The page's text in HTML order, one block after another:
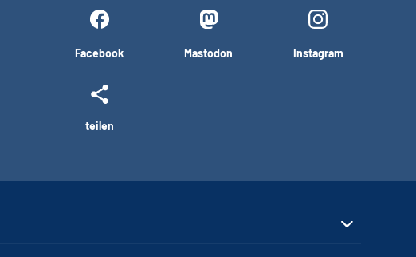
Facebook Mastodon Instagram
teilen